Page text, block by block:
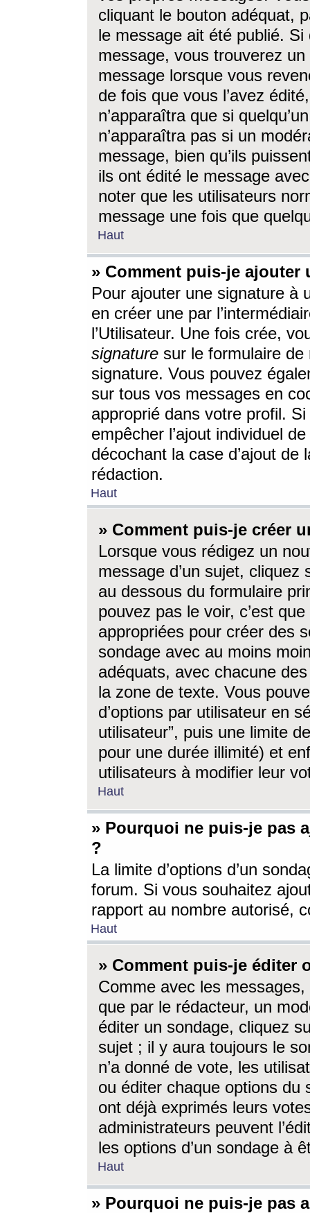
cliquant le bouton adéquat,
le message ait été publié. Si
message, vous trouverez
message lorsque vous
de fois que vous l’avez
n’apparaîtra que si
n’apparaîtra pas si un
message, bien qu’ils
ils ont édité le message
noter que les utilisateurs
message une fois que
Haut
» Comment puis-je ajouter
Pour ajouter une signature à
en créer une par
l’Utilisateur. Une fois crée,
signature sur le formulaire de
signature. Vous pouvez
sur tous vos messages en
approprié dans votre profil.
empêcher l’ajout individuel
décochant la case d’ajout
rédaction.
Haut
» Comment puis-je créer
Lorsque vous rédigez un
message d’un sujet, cliquez
au dessous du formulaire
pouvez pas le voir, c’est
appropriées pour créer des
sondage avec au moins
adéquats, avec chacune
la zone de texte. Vous
d’options par utilisateur en
utilisateur”, puis une limite
pour une durée illimité) et
utilisateurs à modifier leur
Haut
» Pourquoi ne puis-je pas
?
La limite d’options d’un
forum. Si vous souhaitez
rapport au nombre autorisé,
Haut
» Comment puis-je éditer
Comme avec les
que par le rédacteur, un
éditer un sondage, cliquez
sujet ; il y aura toujours le
n’a donné de vote, les
ou éditer chaque options du
ont déjà exprimés leurs
administrateurs peuvent
les options d’un sondage à
Haut
» Pourquoi ne puis-je pas